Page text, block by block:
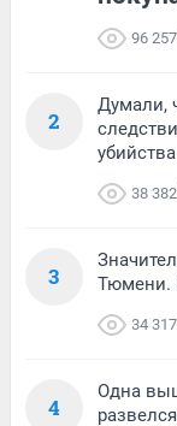
96 257
2
Думали,
38 382
3
Тюмени.
34 317
4
Одна